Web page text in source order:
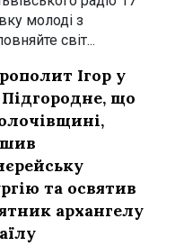
молоді з
світ...
Ігор у
Підгородне, що
та освятив
архангелу